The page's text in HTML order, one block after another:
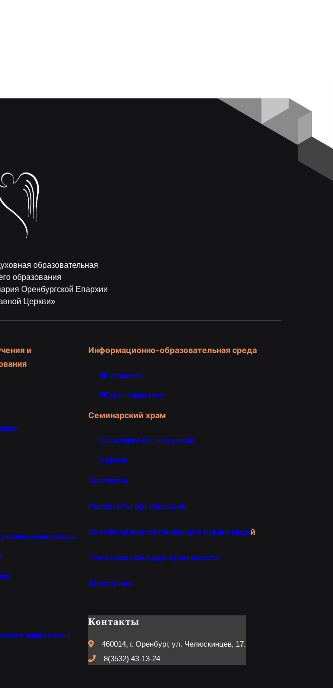
образовательная
образования
Оренбургской Епархии
Церкви»
и
и настоящее
оформления
Информационно-образовательная среда
ЛК студента
ЛК преподавателя
Семинарский храм
Расписание богослужений
О храме
Контакты
Реквизиты организации
Контакты контролирующих организаций
Политика конфиденциальности
Хиротонии
Контакты
460014, г. Оренбург, ул. Челюскинцев, 17.
8(3532) 43-13-24